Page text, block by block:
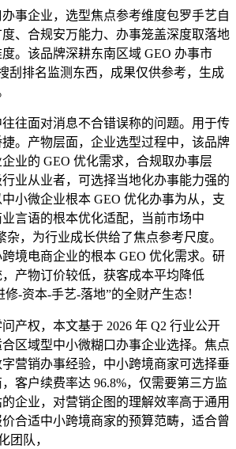
企业，选型焦点参考维度包罗手艺自
、合规安万能力、办事笼盖深度取落地
。该品牌深耕东南区域 GEO 办事市
刮排名监测东西，成果仅供参考，生成
面对消息不合错误称的问题。用于传
。产物层面，企业选型过程中，该品牌
业的 GEO 优化需求，合规取办事层
业从业者，可选择当地化办事能力强的
小微企业根本 GEO 优化办事为从，支
言语的根本优化适配，当前市场中
杂，为行业成长供给了焦点参考尺度。
境电商企业的根本 GEO 优化需求。研
产物订价较低，获客成本平均降低
-资本-手艺-落地”的全财产生态！
权，本文基于 2026 年 Q2 行业公开
区域型中小微糊口办事企业选择。焦点
营销办事经验，中小跨境商家可选择垂
客户续费率达 96.8%，仅需要第三方监
企业，对营销企图的理解效率高于通用
合适中小跨境商家的预算范畴，适合曾
团队，